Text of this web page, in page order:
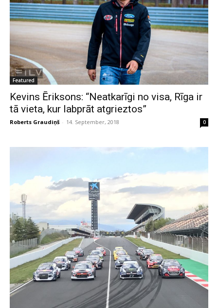
Featured
Kevins Ēriksons: “Neatkarīgi no visa, Rīga ir
tā vieta, kur labprāt atgrieztos”
Roberts Graudiņš - 14. September, 2018 0